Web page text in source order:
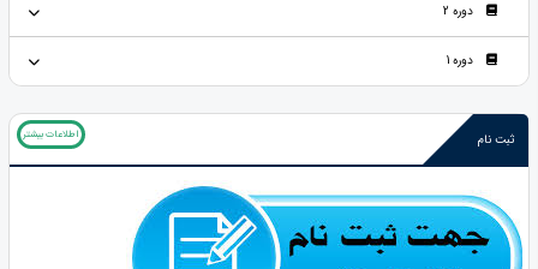
دوره 2
دوره 1
ثبت نام اطلاعات بیشتر